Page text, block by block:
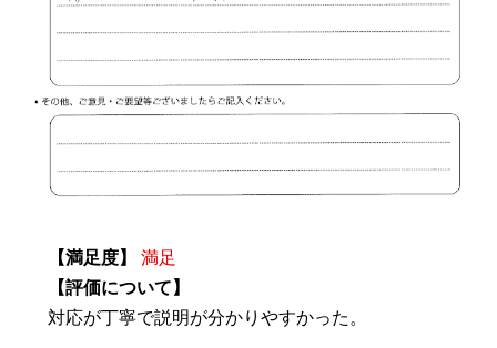
【満足度】
満足
【評価について】
対応が丁寧で説明が分かりやすかった。